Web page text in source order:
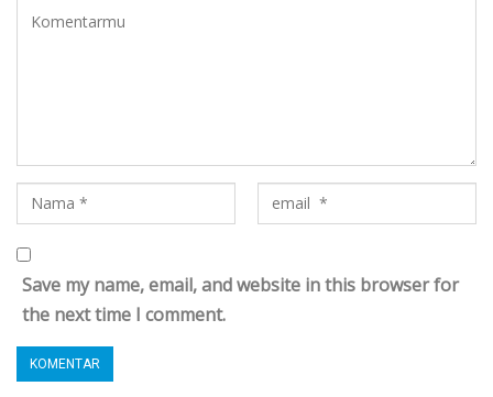
Save my name, email, and website in this browser for
the next time I comment.